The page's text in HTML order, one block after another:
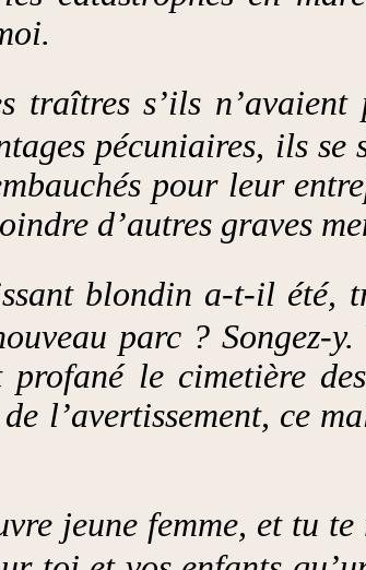
traîtres s’ils
pécuniaires, ils se
pour leur
d’autres graves
blondin a-t-il été,
parc ? Songez-
profané le cimetière
l’avertissement, ce
jeune femme, et tu